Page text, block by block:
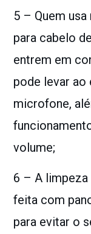
5 – Quem
para cabelo
entrem em
pode levar ao
microfone,
volume;
6 – A limpeza
feita com
para evitar o